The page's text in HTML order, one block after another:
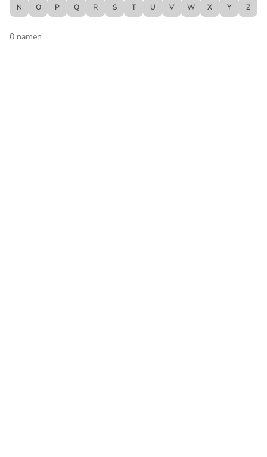
N
O P Q R S T U V W X Y Z
0 namen